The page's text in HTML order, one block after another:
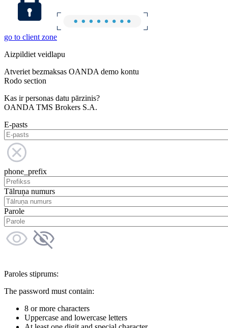
go to client zone
Aizpildiet veidlapu
Atveriet bezmaksas OANDA demo kontu
Rodo section
Kas ir personas datu pārzinis?
OANDA TMS Brokers S.A.
E-pasts
phone_prefix
Tālruņa numurs
Parole
Paroles stiprums:
The password must contain:
8 or more characters
Uppercase and lowercase letters